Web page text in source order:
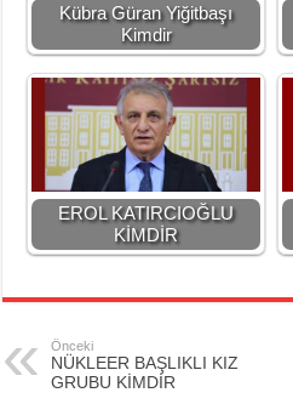
Kübra Güran Yiğitbaşı
Kimdir
EROL KATIRCIOĞLU
KİMDİR
Önceki
NÜKLEER BAŞLIKLI KIZ
GRUBU KİMDİR